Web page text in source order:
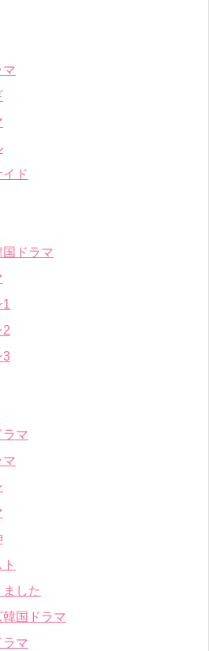
マ
ド
ドラマ
1
2
3
ラマ
マ
した
国ドラマ
ラマ